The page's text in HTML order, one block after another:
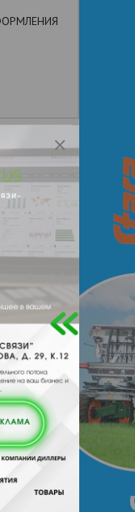
н, д
или